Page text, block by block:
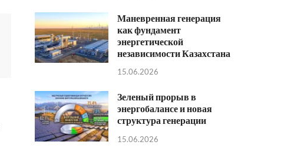
Маневренная генерация
как фундамент
энергетической
независимости Казахстана
15.06.2026
Зеленый прорыв в
энергобалансе и новая
структура генерации
15.06.2026